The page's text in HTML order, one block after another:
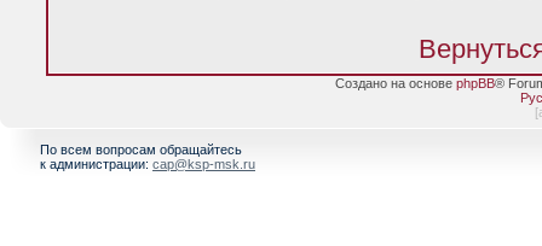
Создано на основе phpBB®
[
По всем вопросам обращайтесь
к администрации: cap@ksp-msk.ru